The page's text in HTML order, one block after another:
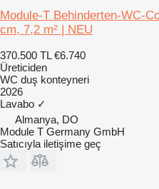
Module-T Behinderten-WC-
cm, 7,2 m² | NEU
370.500 TL €6.740
Üreticiden
WC duş konteyneri
2026
Lavabo ✓
Almanya, DO
Module T Germany GmbH
Satıcıyla iletişime geç